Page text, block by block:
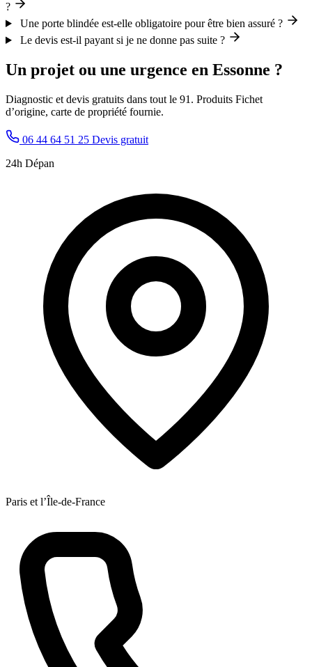
?
Une porte blindée est-elle obligatoire pour être bien assuré ?
Le devis est-il payant si je ne donne pas suite ?
Un projet ou une urgence en Essonne ?
Diagnostic et devis gratuits dans tout le 91. Produits Fichet
d’origine, carte de propriété fournie.
06 44 64 51 25 Devis gratuit
24h Dépan
Paris et l’Île-de-France